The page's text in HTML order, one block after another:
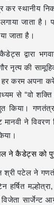
कर स्थानीय
जाता है।
जाता है।
द्वारा
नृत्य की
हर करम अपना
से “वो शक्ति
किया।
ने विवरण
ने कैडेट्स को
श्री पटेल ने
हर्षित
सार्जेन्ट